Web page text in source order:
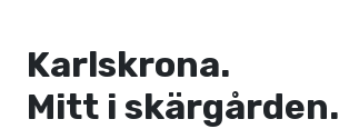
Karlskrona.
Mitt i skärgården.